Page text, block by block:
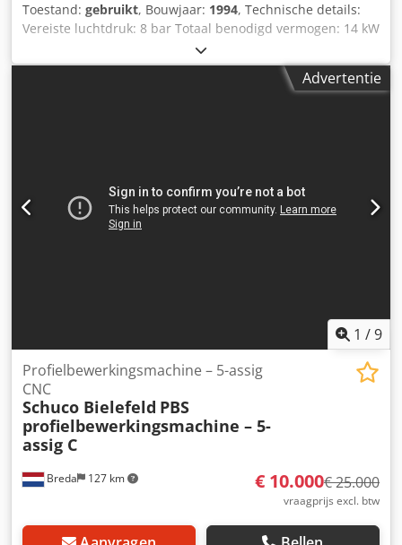
Toestand: gebruikt, Bouwjaar: 1994, Technische details:
Vereiste luchtdruk: 8 bar Totaal benodigd vermogen: 14 kW
Machinegewicht ca.: 80-170/per machine kg Dkodpfx Aou
Icyhsdqor MULTIFUNCTIE-KNOPPEN EN BOHRAUTOMAT
ideaal geschikt voor ALU-raamconstructie. 3 stuks: - voor
BOHRAUTOMAT Toepassing: - Automatische boormachine
voor deurscharnieren - Boorhouders: voor 8 stuks; te
gebruiken gereedschap 6 verzinkboren met Ø =11/15mm
Advertentie
1 /9
Breda 127 km
Profielbewerkingsmachine – 5-assig
CNC
Schuco Bielefeld PBS
profielbewerkingsmachine – 5-
assig C
€ 10.000€ 25.000
vraagprijs excl. btw